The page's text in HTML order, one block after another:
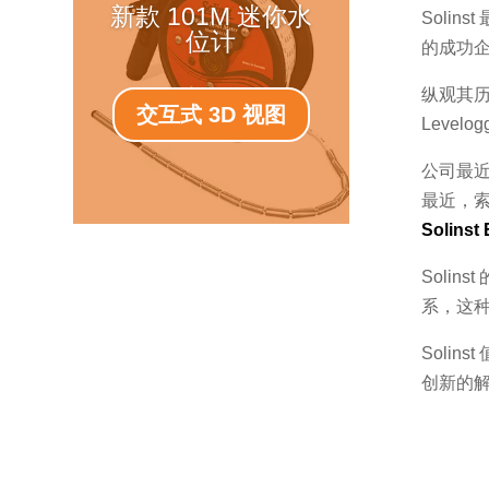
新款 101M 迷你水
位计
交互式 3D 视图
Solinst
的成功
纵观其
公司最
最近，
Solinst
Solinst
系，这
Solinst
创新的